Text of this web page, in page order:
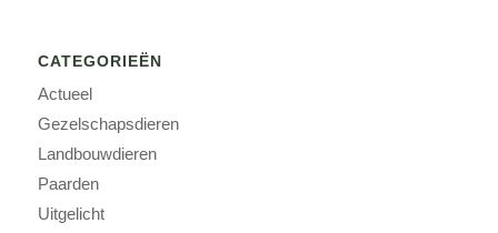
CATEGORIEËN
Actueel
Gezelschapsdieren
Landbouwdieren
Paarden
Uitgelicht